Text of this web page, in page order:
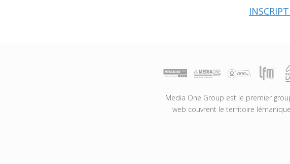
Media One Group est le premier
web couvrent le territoire